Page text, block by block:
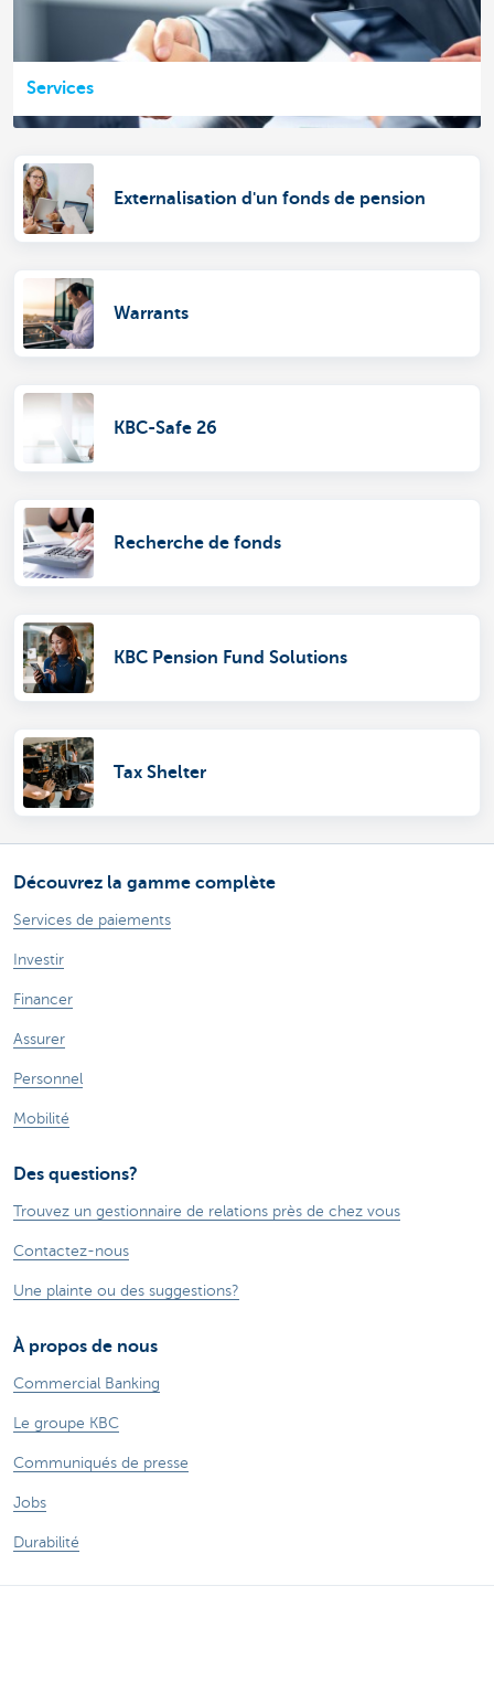
Services
Externalisation d'un fonds de pension
Warrants
KBC-Safe 26
Recherche de fonds
KBC Pension Fund Solutions
Tax Shelter
Découvrez la gamme complète
Services de paiements
Investir
Financer
Assurer
Personnel
Mobilité
Des questions?
Trouvez un gestionnaire de relations près de chez vous
Contactez-nous
Une plainte ou des suggestions?
À propos de nous
Commercial Banking
Le groupe KBC
Communiqués de presse
Jobs
Durabilité